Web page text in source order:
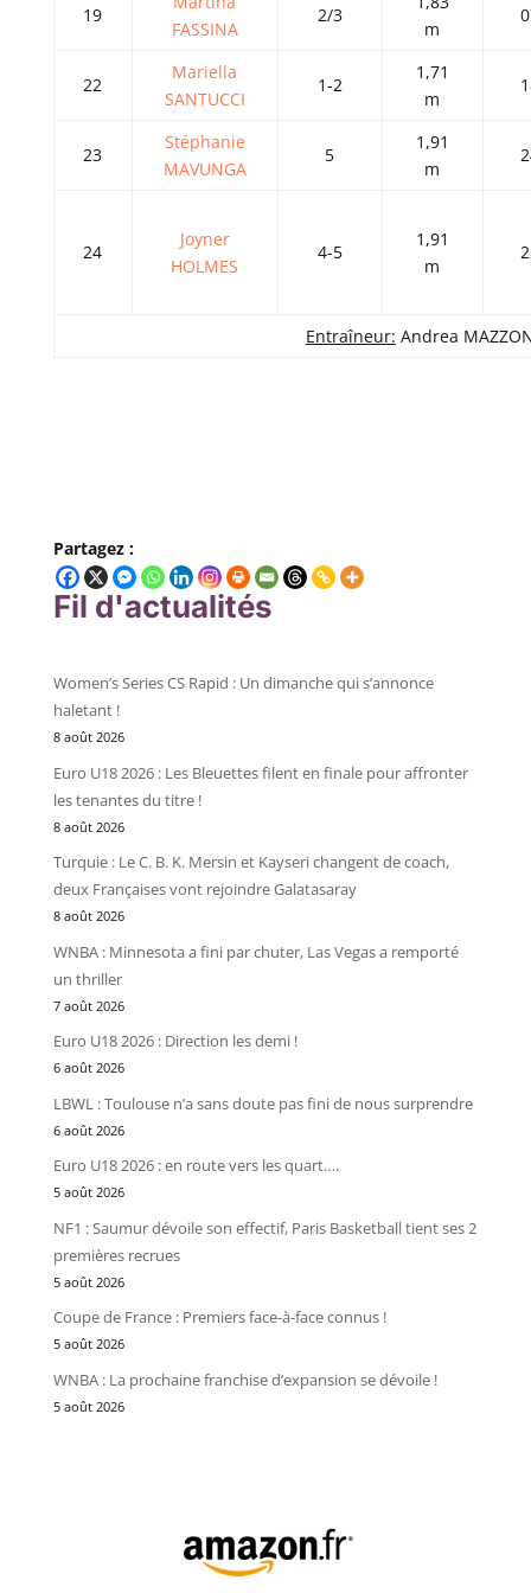
19
FASSINA
2/3
m
22
Mariella
SANTUCCI
1-2
1,71
m
23
Stéphanie
MAVUNGA
5
1,91
m
24
Joyner
HOLMES
4-5
1,91
m
Entraîneur: Andrea
Partagez :
Fil d'actualités
Women’s Series CS Rapid : Un dimanche qui s’annonce
haletant !
8 août 2026
Euro U18 2026 : Les Bleuettes filent en finale pour affronter
les tenantes du titre !
8 août 2026
Turquie : Le C. B. K. Mersin et Kayseri changent de coach,
deux Françaises vont rejoindre Galatasaray
8 août 2026
WNBA : Minnesota a fini par chuter, Las Vegas a remporté
un thriller
7 août 2026
Euro U18 2026 : Direction les demi !
6 août 2026
LBWL : Toulouse n’a sans doute pas fini de nous surprendre
6 août 2026
Euro U18 2026 : en route vers les quart….
5 août 2026
NF1 : Saumur dévoile son effectif, Paris Basketball tient ses 2
premières recrues
5 août 2026
Coupe de France : Premiers face-à-face connus !
5 août 2026
WNBA : La prochaine franchise d’expansion se dévoile !
5 août 2026